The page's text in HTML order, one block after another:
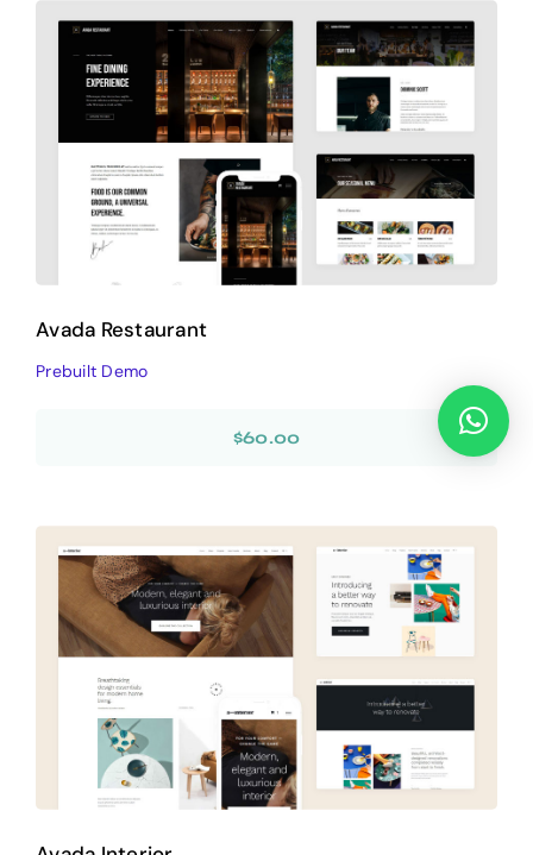
Avada Restaurant
Prebuilt Demo
Avada Restaurant
Prebuilt Demo
$60.00
Avada Interior
Design Mockup